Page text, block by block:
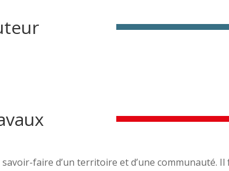
faire d’un territoire et d’une communauté. Il